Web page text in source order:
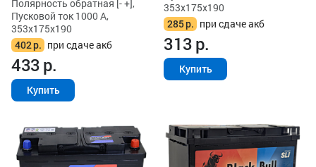
Полярность обратная [- +],
Пусковой ток 1000 А,
353x175x190
402р. при сдаче акб
433р.
Купить
353x175x190
285р. при сдаче акб
313р.
Купить